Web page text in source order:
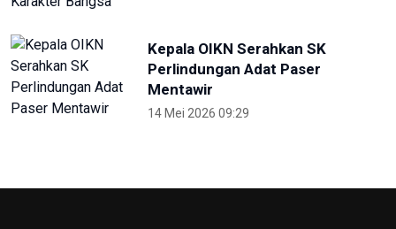
Kepala OIKN Serahkan SK
Perlindungan Adat Paser
Mentawir
14 Mei 2026 09:29